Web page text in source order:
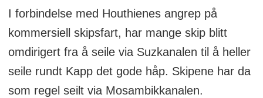
I forbindelse med Houthienes angrep på
kommersiell skipsfart, har mange skip blitt
omdirigert fra å seile via Suzkanalen til å heller
seile rundt Kapp det gode håp. Skipene har da
som regel seilt via Mosambikkanalen.